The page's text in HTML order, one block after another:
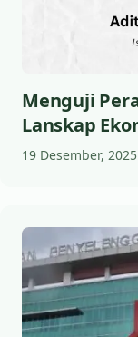
Menguji
Lanskap
19 Desember, 2025